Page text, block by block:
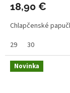
18,90 €
Chlapčenské
29
30
Novinka